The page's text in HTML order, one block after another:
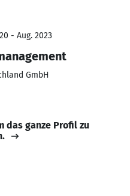
- Aug. 2023
GmbH
das ganze Profil zu